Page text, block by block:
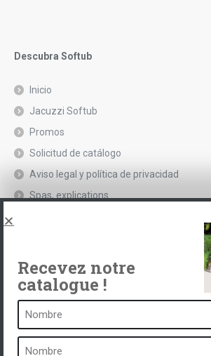
Descubra Softub
Inicio
Jacuzzi Softub
Promos
Solicitud de catálogo
Aviso legal y política de privacidad
Spas, explications
¿Qué es un balneario?
Recevez notre
catalogue !